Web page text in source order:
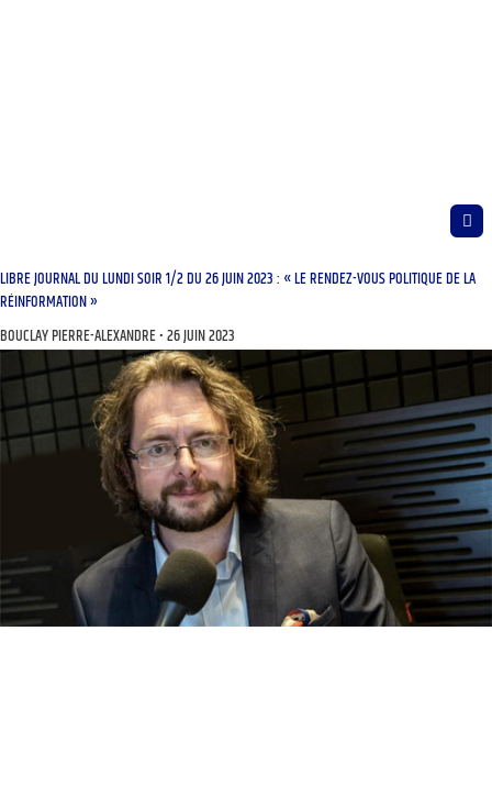
LIBRE JOURNAL DU LUNDI SOIR 1/2 DU 26 JUIN 2023 : « LE RENDEZ-VOUS POLITIQUE DE LA
RÉINFORMATION »
BOUCLAY PIERRE-ALEXANDRE 26 JUIN 2023